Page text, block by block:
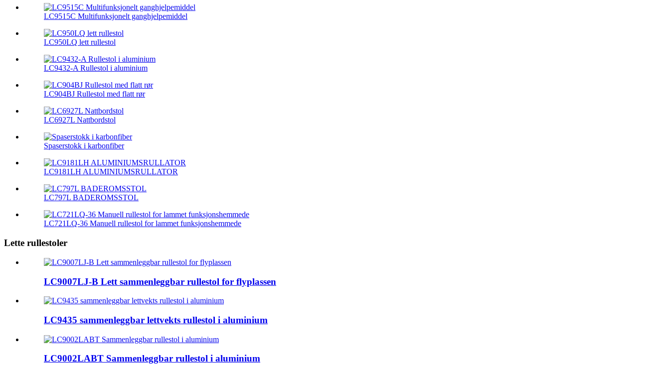
LC9515C Multifunksjonelt ganghjelpemiddel
LC950LQ lett rullestol
LC9432-A Rullestol i aluminium
LC904BJ Rullestol med flatt rør
LC6927L Nattbordstol
Spaserstokk i karbonfiber
LC9181LH ALUMINIUMSRULLATOR
LC797L BADEROMSSTOL
LC721LQ-36 Manuell rullestol for lammet funksjonshemmede
Lette rullestoler
LC9007LJ-B Lett sammenleggbar rullestol for flyplassen
LC9435 sammenleggbar lettvekts rullestol i aluminium
LC9002LABT Sammenleggbar rullestol i aluminium